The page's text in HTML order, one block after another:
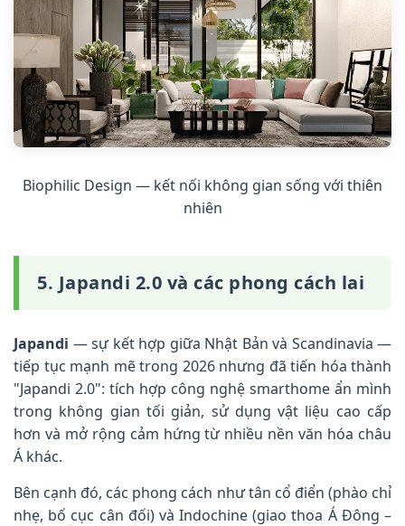
Biophilic Design — kết nối không gian sống với thiên
nhiên
5. Japandi 2.0 và các phong cách lai
Japandi — sự kết hợp giữa Nhật Bản và Scandinavia —
tiếp tục mạnh mẽ trong 2026 nhưng đã tiến hóa thành
"Japandi 2.0": tích hợp công nghệ smarthome ẩn mình
trong không gian tối giản, sử dụng vật liệu cao cấp
hơn và mở rộng cảm hứng từ nhiều nền văn hóa châu
Á khác.
Bên cạnh đó, các phong cách như tân cổ điển (phào chỉ
nhẹ, bố cục cân đối) và Indochine (giao thoa Á Đông –